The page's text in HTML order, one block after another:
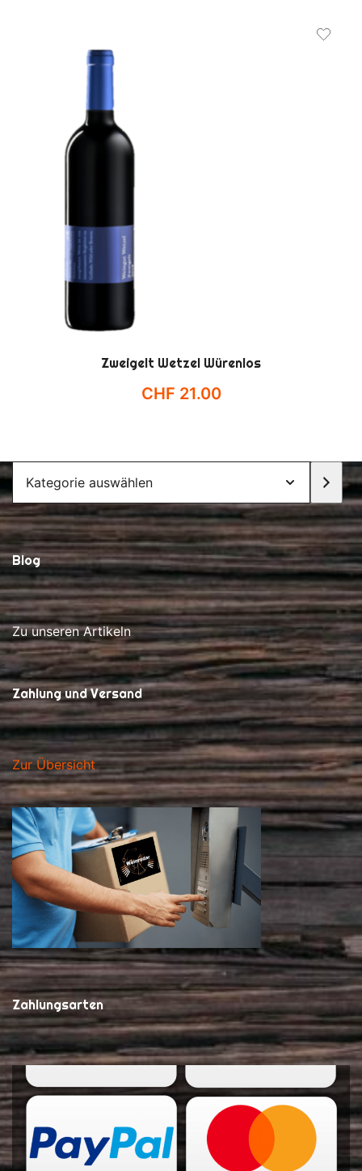
Zweigelt Wetzel Würenlos
CHF 21.00
Kategorie
auswählen
Blog
Zu unseren Artikeln
Zahlung und Versand
Zur Übersicht
Zahlungsarten